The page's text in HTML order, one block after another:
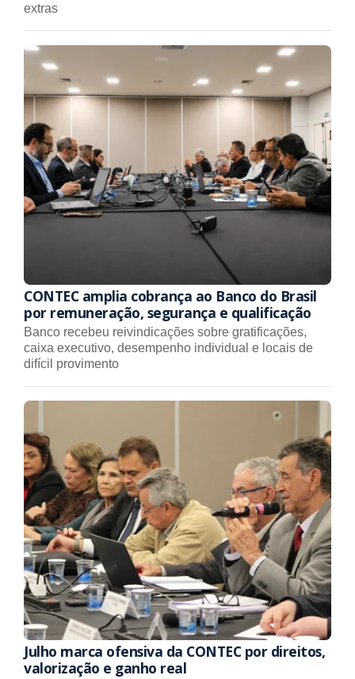
extras
CONTEC amplia cobrança ao Banco do Brasil
por remuneração, segurança e qualificação
Banco recebeu reivindicações sobre gratificações,
caixa executivo, desempenho individual e locais de
difícil provimento
Julho marca ofensiva da CONTEC por direitos,
valorização e ganho real